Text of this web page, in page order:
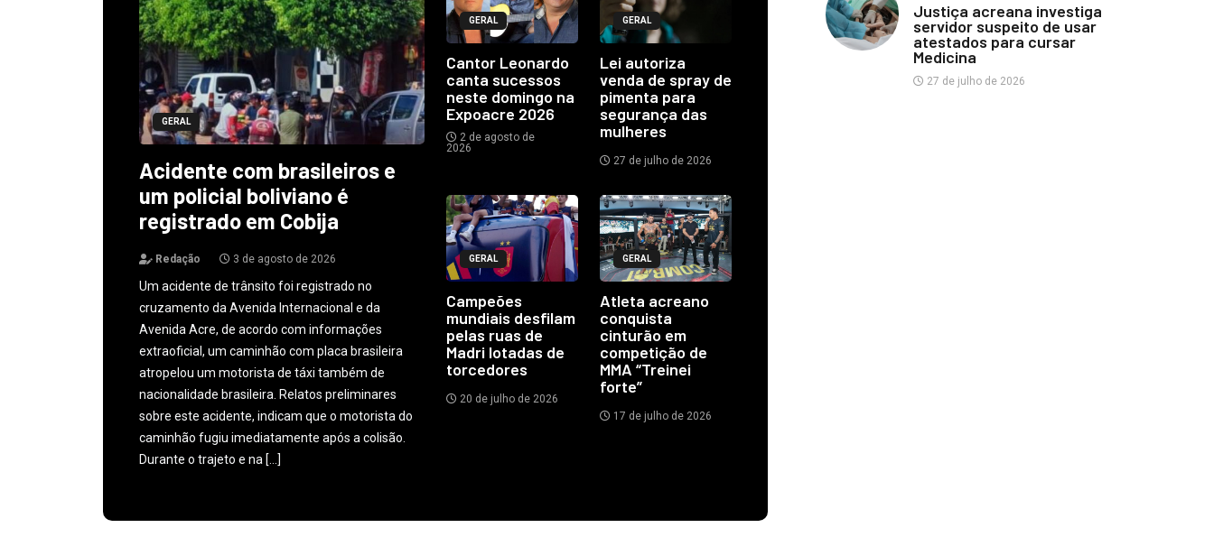
GERAL
Acidente com brasileiros e
um policial boliviano é
registrado em Cobija
Redação 3 de agosto de 2026
Um acidente de trânsito foi registrado no
cruzamento da Avenida Internacional e da
Avenida Acre, de acordo com informações
extraoficial, um caminhão com placa brasileira
atropelou um motorista de táxi também de
nacionalidade brasileira. Relatos preliminares
sobre este acidente, indicam que o motorista do
caminhão fugiu imediatamente após a colisão.
Durante o trajeto e na […]
GERAL
Cantor Leonardo
canta sucessos
neste domingo na
Expoacre 2026
2 de agosto de
2026
GERAL
Lei autoriza
venda de spray de
pimenta para
segurança das
mulheres
27 de julho de 2026
GERAL
Campeões
mundiais desfilam
pelas ruas de
Madri lotadas de
torcedores
20 de julho de 2026
GERAL
Atleta acreano
conquista
cinturão em
competição de
MMA “Treinei
forte”
17 de julho de 2026
Justiça acreana investiga
servidor suspeito de usar
atestados para cursar
Medicina
27 de julho de 2026